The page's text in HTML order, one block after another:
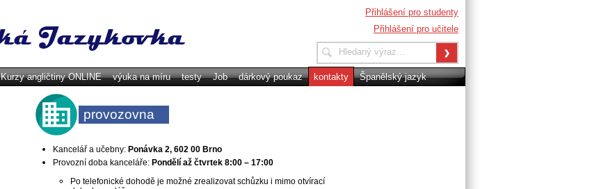
provozovna
Kancelář a učebny: Ponávka 2, 602 00 Brno
Provozní doba kanceláře: Pondělí až čtvrtek 8:00 – 17:00
Po telefonické dohodě je možné zrealizovat schůzku i mimo otvírací
Přihlášení pro studenty
Přihlášení pro učitele
Kurzy angličtiny ONLINE výuka na míru testy Job dárkový poukaz kontakty
Španělský jazyk